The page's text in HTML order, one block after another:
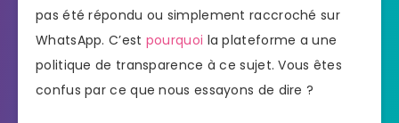
pas été répondu ou simplement raccroché sur
WhatsApp. C’est pourquoi la plateforme a une
politique de transparence à ce sujet. Vous êtes
confus par ce que nous essayons de dire ?